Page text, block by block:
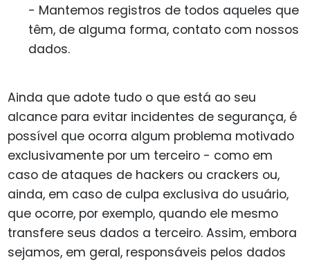
- Mantemos registros de todos aqueles que
têm, de alguma forma, contato com nossos
dados.
Ainda que adote tudo o que está ao seu
alcance para evitar incidentes de segurança, é
possível que ocorra algum problema motivado
exclusivamente por um terceiro - como em
caso de ataques de hackers ou crackers ou,
ainda, em caso de culpa exclusiva do usuário,
que ocorre, por exemplo, quando ele mesmo
transfere seus dados a terceiro. Assim, embora
sejamos, em geral, responsáveis pelos dados